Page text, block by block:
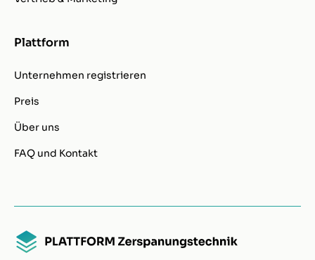
Plattform
Unternehmen registrieren
Preis
Über uns
FAQ und Kontakt